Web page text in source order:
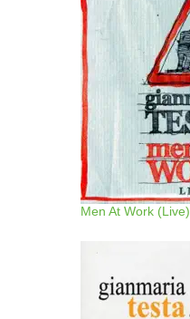
Men At Work (Live)